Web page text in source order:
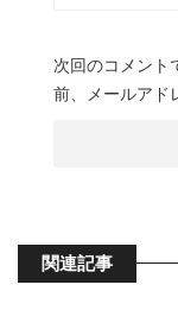
次回のコメント
前、メールアド
関連記事